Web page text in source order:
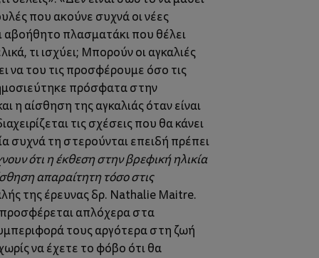
που ακούνε συχνά οι νέες
αβοήθητο πλασματάκι που θέλει
τι ισχύει; Μπορούν οι αγκαλιές
να του τις προσφέρουμε όσο τις
πρόσφατα στην
η αίσθηση της αγκαλιάς όταν είναι
τις σχέσεις που θα κάνει
συχνά τη στερούνται επειδή πρέπει
ότι η έκθεση στην βρεφική ηλικία
απαραίτητη τόσο στις
της έρευνας δρ. Nathalie Maitre.
προσφέρεται απλόχερα στα
τους αργότερα στη ζωή
να έχετε το φόβο ότι θα